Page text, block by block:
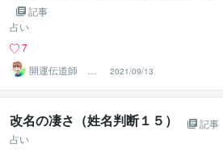
記事
占い
7
開運伝道師 HE
RO
2021/09/13
改名の凄さ（姓名判断１５）
記事
占い